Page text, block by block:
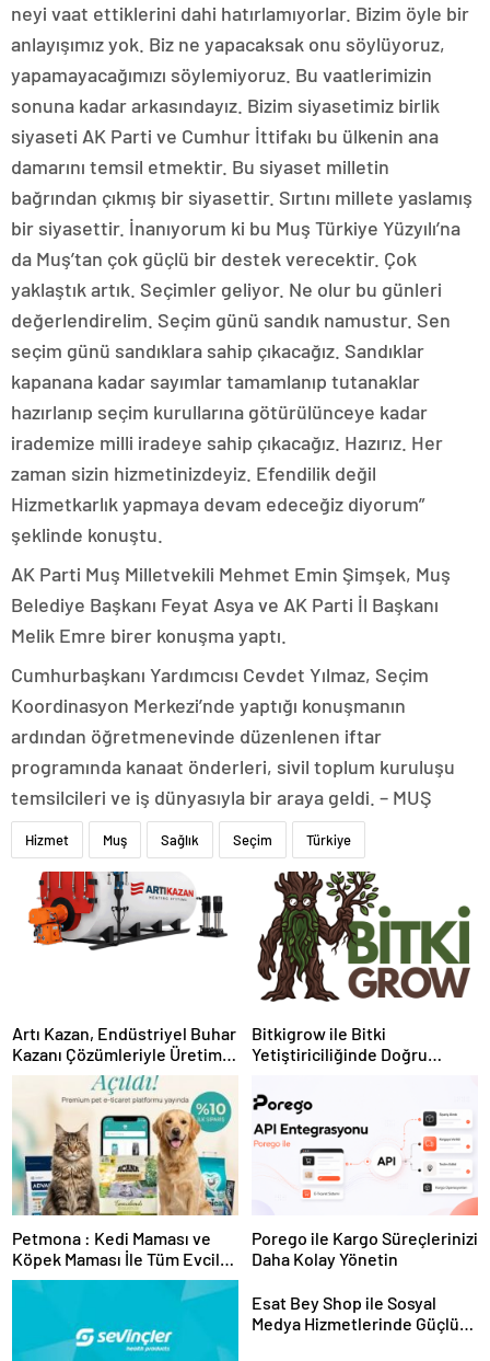
neyi vaat ettiklerini dahi hatırlamıyorlar. Bizim öyle bir
anlayışımız yok. Biz ne yapacaksak onu söylüyoruz,
yapamayacağımızı söylemiyoruz. Bu vaatlerimizin
sonuna kadar arkasındayız. Bizim siyasetimiz birlik
siyaseti AK Parti ve Cumhur İttifakı bu ülkenin ana
damarını temsil etmektir. Bu siyaset milletin
bağrından çıkmış bir siyasettir. Sırtını millete yaslamış
bir siyasettir. İnanıyorum ki bu Muş Türkiye Yüzyılı’na
da Muş’tan çok güçlü bir destek verecektir. Çok
yaklaştık artık. Seçimler geliyor. Ne olur bu günleri
değerlendirelim. Seçim günü sandık namustur. Sen
seçim günü sandıklara sahip çıkacağız. Sandıklar
kapanana kadar sayımlar tamamlanıp tutanaklar
hazırlanıp seçim kurullarına götürülünceye kadar
irademize milli iradeye sahip çıkacağız. Hazırız. Her
zaman sizin hizmetinizdeyiz. Efendilik değil
Hizmetkarlık yapmaya devam edeceğiz diyorum”
şeklinde konuştu.
AK Parti Muş Milletvekili Mehmet Emin Şimşek, Muş
Belediye Başkanı Feyat Asya ve AK Parti İl Başkanı
Melik Emre birer konuşma yaptı.
Cumhurbaşkanı Yardımcısı Cevdet Yılmaz, Seçim
Koordinasyon Merkezi’nde yaptığı konuşmanın
ardından öğretmenevinde düzenlenen iftar
programında kanaat önderleri, sivil toplum kuruluşu
temsilcileri ve iş dünyasıyla bir araya geldi. – MUŞ
Hizmet Muş Sağlık Seçim Türkiye
Artı Kazan, Endüstriyel Buhar
Kazanı Çözümleriyle Üretim
Tesislerine Verimli Sistemler
Sunuyor
Bitkigrow ile Bitki
Yetiştiriciliğinde Doğru
Petmona : Kedi Maması ve
Köpek Maması İle Tüm Evcil
Hayvan Ürünleri
Porego ile Kargo Süreçlerinizi
Daha Kolay Yönetin
Esat Bey Shop ile Sosyal
Medya Hizmetlerinde Güçlü